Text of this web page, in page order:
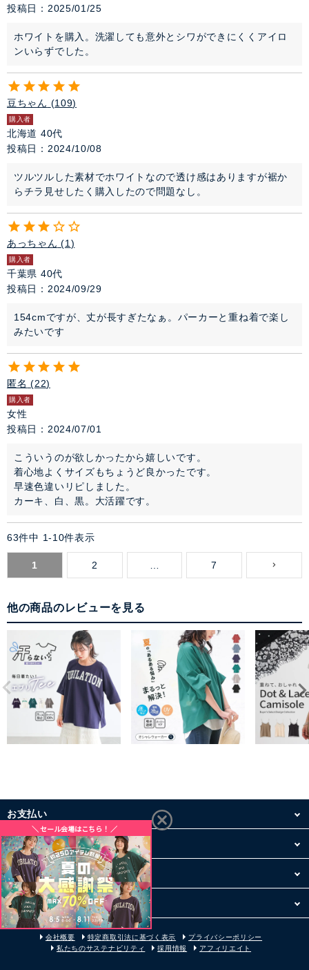
投稿日
2025/01/25
ホワイトを購入。洗濯しても意外とシワができにくくアイロ
ンいらずでした。
豆ちゃん 109
購入者
北海道 40代
投稿日
2024/10/08
ツルツルした素材でホワイトなので透け感はありますが裾か
らチラ見せしたく購入したので問題なし。
あっちゃん 1
購入者
千葉県 40代
投稿日
2024/09/29
154cmですが、丈が長すぎたなぁ。パーカーと重ね着で楽し
みたいです
匿名 22
購入者
女性
投稿日
2024/07/01
こういうのが欲しかったから嬉しいです。
着心地よくサイズもちょうど良かったです。
早速色違いリピしました。
カーキ、白、黒。大活躍です。
63件中 1-10件表示
1 2 … 7
他の商品のレビューを見る
お支払い
配送・送料
お買い物について
その他
会社概要 特定商取引法に基づく表示
プライバシーポリシー
私たちのサステナビリティ
採用情報 アフィリエイト